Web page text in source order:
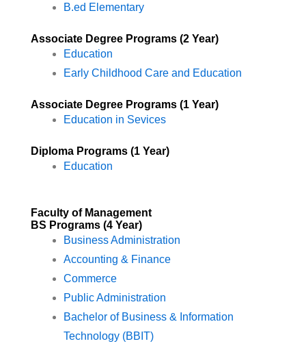
B.ed Elementary
Associate Degree Programs (2 Year)
Education
Early Childhood Care and Education
Associate Degree Programs (1 Year)
Education in Sevices
Diploma Programs (1 Year)
Education
Faculty of Management
BS Programs (4 Year)​
Business Administration
Accounting & Finance
Commerce
Public Administration
Bachelor of Business & Information
Technology (BBIT)